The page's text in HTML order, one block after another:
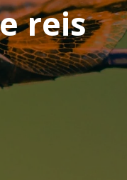
reis